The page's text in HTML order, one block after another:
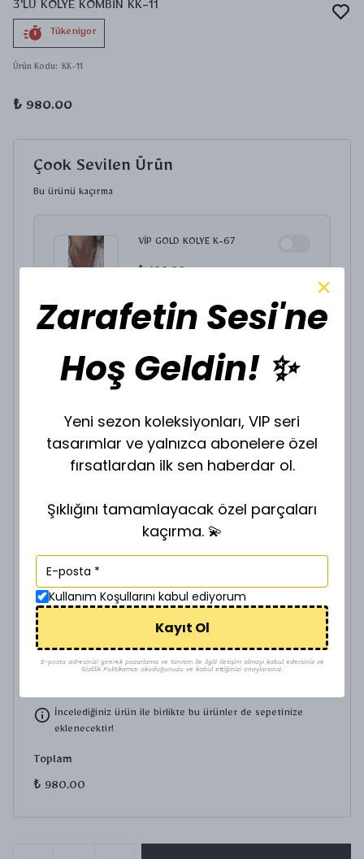
3'LÜ KOLYE KOMBİN KK-11
Tükeniyor
Ürün Kodu: KK-11
₺ 980.00
Çook Sevilen Ürün
Bu ürünü kaçırma
VİP GOLD KOLYE K-67
ZİNCİR BOY SEÇİNİZ.
₺ 280.00
ZİNCİR BOY SEÇİNİZ.
İncelediğiniz ürün ile birlikte bu ürünler de sepetinize
eklenecektir!
Toplam
₺ 980.00
Zarafetin Sesi'ne
Hoş Geldin! ✨
Yeni sezon koleksiyonları, VIP seri
tasarımlar ve yalnızca abonelere özel
fırsatlardan ilk sen haberdar ol.
Şıklığını tamamlayacak özel parçaları
kaçırma. 💫
Kullanım Koşullarını kabul ediyorum
Kayıt Ol
E-posta adresinizi girerek pazarlama ve tanıtım ile ilgili iletişim almayı kabul edersiniz ve
Gizlilik Politikamızı okuduğunuzu ve kabul ettiğinizi onaylarsınız.